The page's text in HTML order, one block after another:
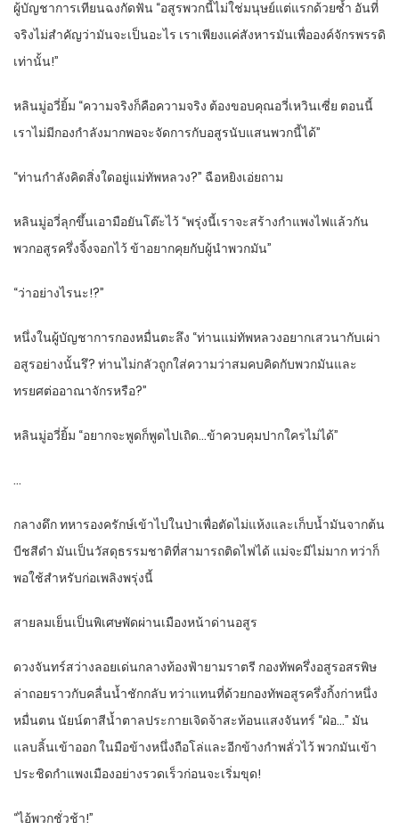
ผู้บัญชาการเทียนฉงกัดฟัน “อสูรพวกนี้ไม่ใช่มนุษย์แต่แรกด้วยซ้ำ อันที่
จริงไม่สำคัญว่ามันจะเป็นอะไร เราเพียงแค่สังหารมันเพื่อองค์จักรพรรดิ
เท่านั้น!”
หลินมู่อวี่ยิ้ม “ความจริงก็คือความจริง ต้องขอบคุณอวี่เหวินเซี่ย ตอนนี้
เราไม่มีกองกำลังมากพอจะจัดการกับอสูรนับแสนพวกนี้ได้”
“ท่านกำลังคิดสิ่งใดอยู่แม่ทัพหลวง?” ฉือหยิงเอ่ยถาม
หลินมู่อวี่ลุกขึ้นเอามือยันโต๊ะไว้ “พรุ่งนี้เราจะสร้างกำแพงไฟแล้วกัน
พวกอสูรครึ่งจิ้งจอกไว้ ข้าอยากคุยกับผู้นำพวกมัน”
“ว่าอย่างไรนะ!?”
หนึ่งในผู้บัญชาการกองหมื่นตะลึง “ท่านแม่ทัพหลวงอยากเสวนากับเผ่า
อสูรอย่างนั้นรึ? ท่านไม่กลัวถูกใส่ความว่าสมคบคิดกับพวกมันและ
ทรยศต่ออาณาจักรหรือ?”
หลินมู่อวี่ยิ้ม “อยากจะพูดก็พูดไปเถิด…ข้าควบคุมปากใครไม่ได้”
…
กลางดึก ทหารองครักษ์เข้าไปในป่าเพื่อตัดไม่แห้งและเก็บน้ำมันจากต้น
บีชสีดำ มันเป็นวัสดุธรรมชาติที่สามารถติดไฟได้ แม่จะมีไม่มาก ทว่าก็
พอใช้สำหรับก่อเพลิงพรุ่งนี้
สายลมเย็นเป็นพิเศษพัดผ่านเมืองหน้าด่านอสูร
ดวงจันทร์สว่างลอยเด่นกลางท้องฟ้ายามราตรี กองทัพครึ่งอสูรอสรพิษ
ล่าถอยราวกับคลื่นน้ำชักกลับ ทว่าแทนที่ด้วยกองทัพอสูรครึ่งกิ้งก่าหนึ่ง
หมื่นตน นัยน์ตาสีน้ำตาลประกายเจิดจ้าสะท้อนแสงจันทร์ “ฝ่อ…” มัน
แลบลิ้นเข้าออก ในมือข้างหนึ่งถือโล่และอีกข้างกำพลั่วไว้ พวกมันเข้า
ประชิดกำแพงเมืองอย่างรวดเร็วก่อนจะเริ่มขุด!
“ไอ้พวกชั่วช้า!”